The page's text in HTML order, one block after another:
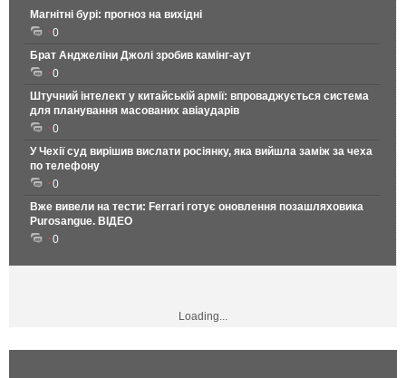
Магнітні бурі: прогноз на вихідні
0
Брат Анджеліни Джолі зробив камінг-аут
0
Штучний інтелект у китайській армії: впроваджується система
для планування масованих авіаударів
0
У Чехії суд вирішив вислати росіянку, яка вийшла заміж за чеха
по телефону
0
Вже вивели на тести: Ferrari готує оновлення позашляховика
Purosangue. ВІДЕО
0
Loading...